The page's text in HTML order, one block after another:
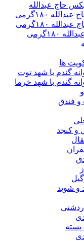
حاج عبدالله
۱۸۰گرمی
۱۸۰گرمی
ها
گندم با شهد توت
گندم با شهد خرما
فندق
و کنجد
و شوید